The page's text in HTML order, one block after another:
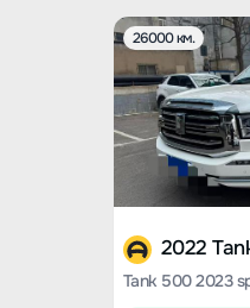
26000 км.
2022